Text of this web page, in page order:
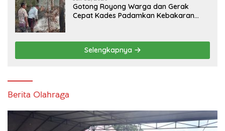
Gotong Royong Warga dan Gerak
Cepat Kades Padamkan Kebakaran
Selengkapnya
Berita Olahraga